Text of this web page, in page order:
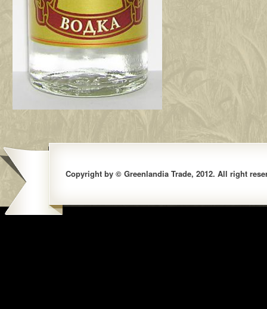
Copyright by © Greenlandia Trade, 2012. All right